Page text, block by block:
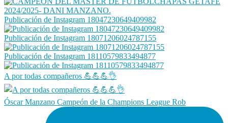
Publicación de Instagram 18047230649409982
Publicación de Instagram 18071206024787155
Publicación de Instagram 18110579833494877
A por todas compañeros 💪💪💪👌
Óscar Manzano Campeón de la Champions League Rob